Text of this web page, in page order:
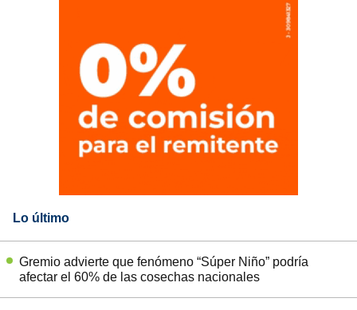
Lo último
Gremio advierte que fenómeno “Súper Niño” podría
afectar el 60% de las cosechas nacionales